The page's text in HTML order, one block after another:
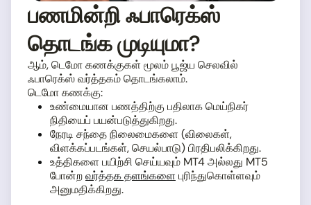
பணமின்றி ஃபாரெக்ஸ்
தொடங்க முடியுமா?
ஆம், டெமோ கணக்குகள் மூலம் பூஜ்ய செலவில்
ஃபாரெக்ஸ் வர்த்தகம் தொடங்கலாம்.
டெமோ கணக்கு:
உண்மையான பணத்திற்கு பதிலாக மெய்நிகர்
நிதியைப் பயன்படுத்துகிறது.
நேரடி சந்தை நிலைமைகளை (விலைகள்,
விளக்கப்படங்கள், செயல்பாடு) பிரதிபலிக்கிறது.
உத்திகளை பயிற்சி செய்யவும் MT4 அல்லது MT5
போன்றவர்த்தக தளங்களை புரிந்துகொள்ளவும்
அனுமதிக்கிறது.